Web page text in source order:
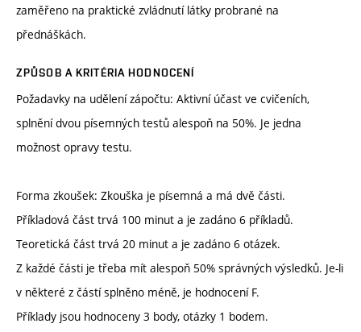
zaměřeno na praktické zvládnutí látky probrané na
přednáškách.
ZPŮSOB A KRITÉRIA HODNOCENÍ
Požadavky na udělení zápočtu: Aktivní účast ve cvičeních,
splnění dvou písemných testů alespoň na 50%. Je jedna
možnost opravy testu.
Forma zkoušek: Zkouška je písemná a má dvě části.
Příkladová část trvá 100 minut a je zadáno 6 příkladů.
Teoretická část trvá 20 minut a je zadáno 6 otázek.
Z každé části je třeba mít alespoň 50% správných výsledků. Je-li
v některé z částí splněno méně, je hodnocení F.
Příklady jsou hodnoceny 3 body, otázky 1 bodem.